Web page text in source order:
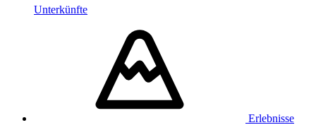
Unterkünfte
Erlebnisse